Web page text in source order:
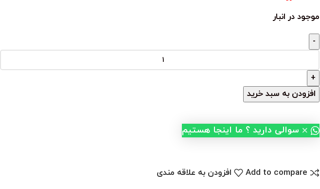
موجود در انبار
افزودن به سبد خرید
× سوالی دارید ؟ ما اینجا هستیم
Add to compare افزودن به علاقه مندی